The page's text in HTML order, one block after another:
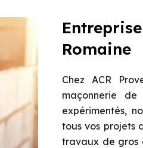
Romaine
Chez ACR
maçonnerie de
expérimentés,
tous vos projets
travaux de gros